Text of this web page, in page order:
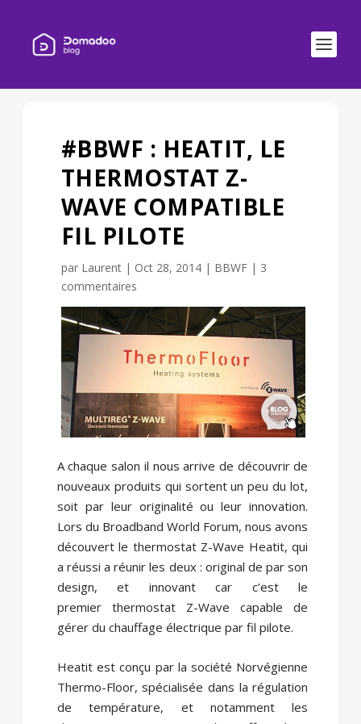
#BBWF : HEATIT, LE
THERMOSTAT Z-
WAVE COMPATIBLE
FIL PILOTE
par Laurent| Oct 28, 2014| BBWF| 3
commentaires
A chaque salon il nous arrive de découvrir de
nouveaux produits qui sortent un peu du lot,
soit par leur originalité ou leur innovation.
Lors du Broadband World Forum, nous avons
découvert le thermostat Z-Wave Heatit, qui
a réussi a réunir les deux : original de par son
design, et innovant car c’est le
premier thermostat Z-Wave capable de
gérer du chauffage électrique par fil pilote.
Heatit est conçu par la société Norvégienne
Thermo-Floor, spécialisée dans la régulation
de température, et notamment les